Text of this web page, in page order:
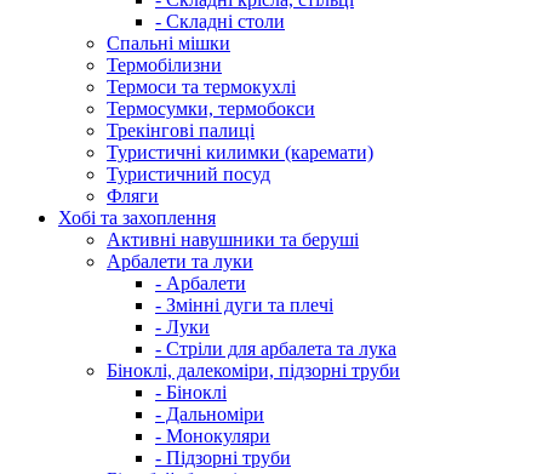
- Складні столи
Спальні мішки
Термобілизни
Термоси та термокухлі
Термосумки, термобокси
Трекінгові палиці
Туристичні килимки (каремати)
Туристичний посуд
Фляги
Хобі та захоплення
Активні навушники та беруші
Арбалети та луки
- Арбалети
- Змінні дуги та плечі
- Луки
- Стріли для арбалета та лука
Біноклі, далекоміри, підзорні труби
- Біноклі
- Дальноміри
- Монокуляри
- Підзорні труби